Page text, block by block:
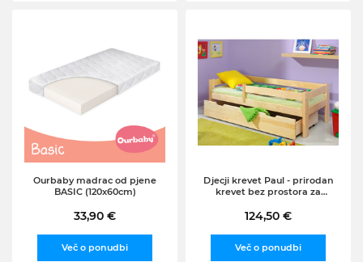
Ourbaby madrac od pjene
BASIC (120x60cm)
33,90 €
Več o ponudbi
Djecji krevet Paul - prirodan
krevet bez prostora za
124,50 €
Več o ponudbi